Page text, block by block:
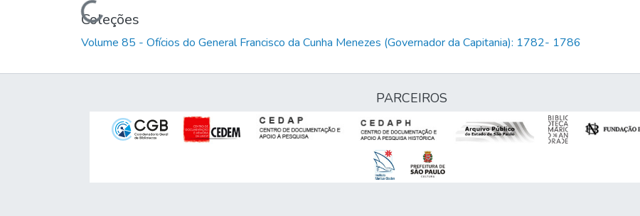
Carregando...
Coleções
Volume 85 - Ofícios do General Francisco da Cunha Menezes (Governador da Capitania): 1782- 1786
PARCEIROS